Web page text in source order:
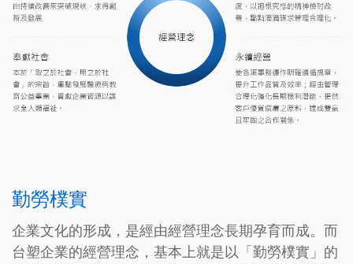
勤勞樸實
企業文化的形成，是經由經營理念長期孕育而成。而
台塑企業的經營理念，基本上就是以「勤勞樸實」的